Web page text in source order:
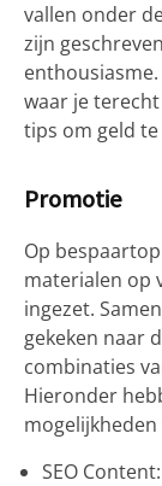
vallen onder
zijn
waar je
tips om geld
Promotie
Op
materialen op
ingezet.
gekeken naar
combinaties
Hieronder
SEO